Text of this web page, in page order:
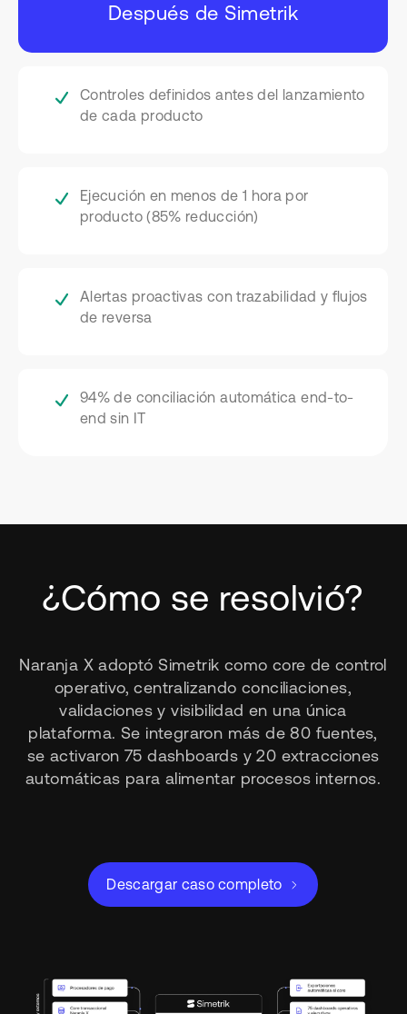
Después de Simetrik
Controles definidos antes del lanzamiento
de cada producto
Ejecución en menos de 1 hora por
producto (85% reducción)
Alertas proactivas con trazabilidad y flujos
de reversa
94% de conciliación automática end-to-
end sin IT
¿Cómo se resolvió?
Naranja X adoptó Simetrik como core de control
operativo, centralizando conciliaciones,
validaciones y visibilidad en una única
plataforma. Se integraron más de 80 fuentes,
se activaron 75 dashboards y 20 extracciones
automáticas para alimentar procesos internos.
Descargar caso completo